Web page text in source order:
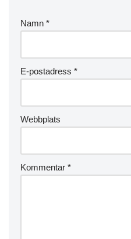
Namn *
E-postadress *
Webbplats
Kommentar *